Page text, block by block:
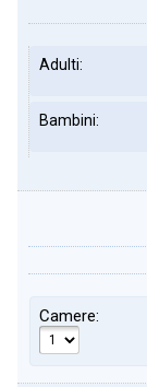
Adulti:
Bambini:
Camere: